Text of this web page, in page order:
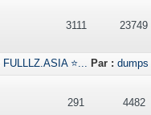
3111 23749
FULLLZ.ASIA ⭐... Par : dumps
291 4482